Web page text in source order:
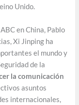
Unido.
en China, Pablo
Xi Jinping ha
el mundo y
de la
la comunicación
asuntos
internacionales,